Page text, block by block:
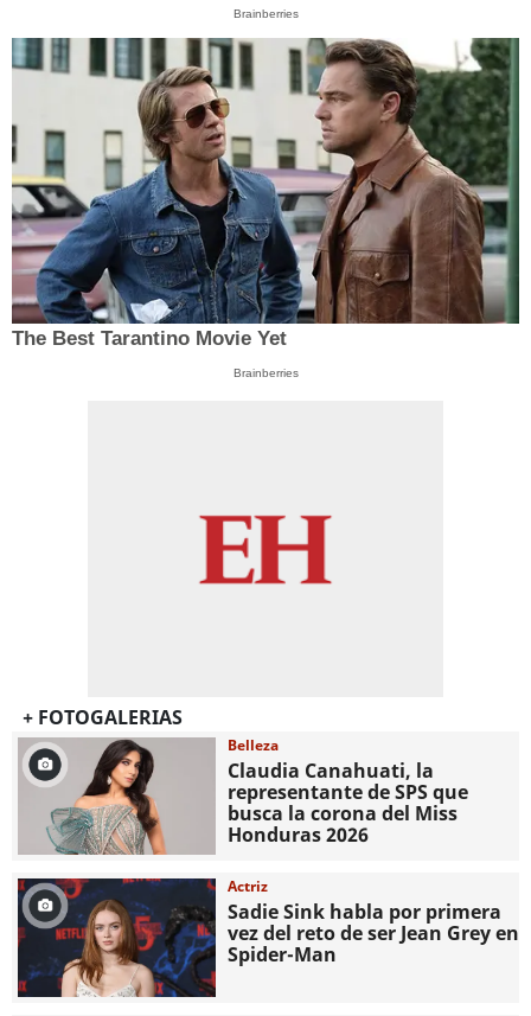
Brainberries
The Best Tarantino Movie Yet
Brainberries
+ FOTOGALERIAS
Belleza
Claudia Canahuati, la
representante de SPS que
busca la corona del Miss
Honduras 2026
Actriz
Sadie Sink habla por primera
vez del reto de ser Jean Grey en
Spider-Man